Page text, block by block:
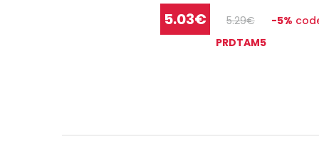
5.03€ 5.29€ -5%
PRDTAM5